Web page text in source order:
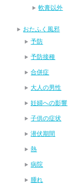
軟膏以外
おたふく風邪
予防
予防接種
合併症
大人の男性
妊婦への影響
子供の症状
潜伏期間
熱
病院
腫れ